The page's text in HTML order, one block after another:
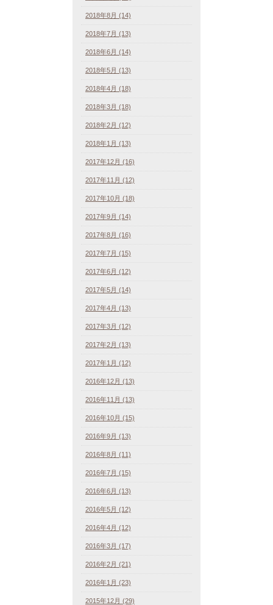
2018年8月 (14)
2018年7月 (13)
2018年6月 (14)
2018年5月 (13)
2018年4月 (18)
2018年3月 (18)
2018年2月 (12)
2018年1月 (13)
2017年12月 (16)
2017年11月 (12)
2017年10月 (18)
2017年9月 (14)
2017年8月 (16)
2017年7月 (15)
2017年6月 (12)
2017年5月 (14)
2017年4月 (13)
2017年3月 (12)
2017年2月 (13)
2017年1月 (12)
2016年12月 (13)
2016年11月 (13)
2016年10月 (15)
2016年9月 (13)
2016年8月 (11)
2016年7月 (15)
2016年6月 (13)
2016年5月 (12)
2016年4月 (12)
2016年3月 (17)
2016年2月 (21)
2016年1月 (23)
2015年12月 (29)